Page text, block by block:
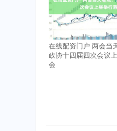
在线配资门户 两会当
政协十四届四次会议
会